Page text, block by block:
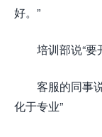
好。”
培训部说“要
客服的同事
化于专业”